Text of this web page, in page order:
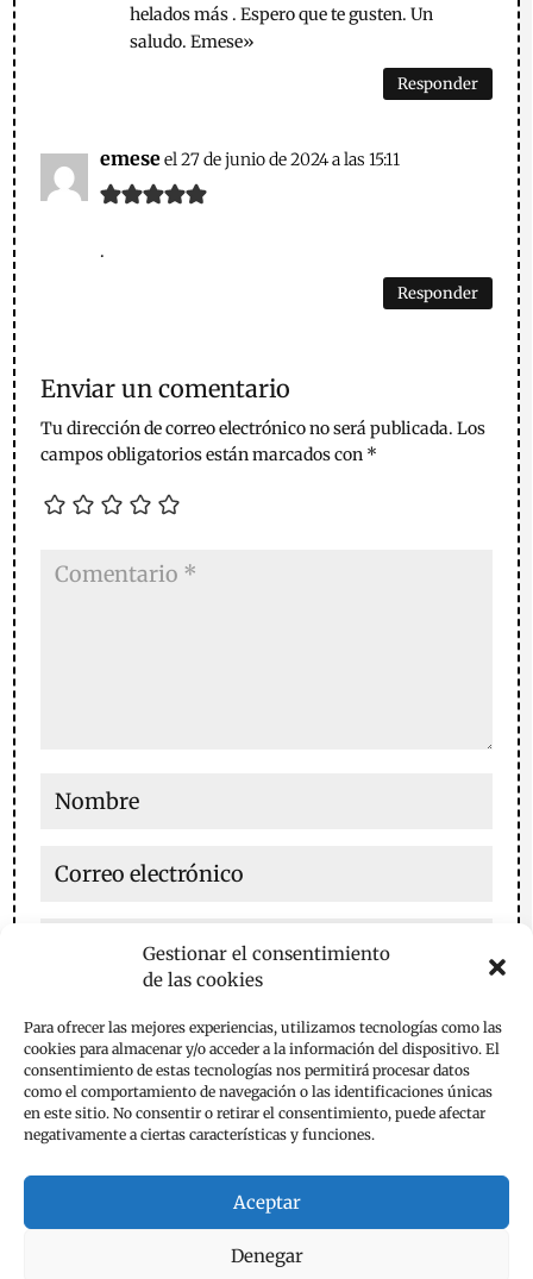
Gestionar el consentimiento
de las cookies
Para ofrecer las mejores experiencias, utilizamos tecnologías como las
cookies para almacenar y/o acceder a la información del dispositivo. El
consentimiento de estas tecnologías nos permitirá procesar datos
como el comportamiento de navegación o las identificaciones únicas
en este sitio. No consentir o retirar el consentimiento, puede afectar
negativamente a ciertas características y funciones.
Aceptar
Denegar
helados más . Espero que te gusten. Un
saludo. Emese»
Responder
emeseel 27 de junio de 2024 a las 15:11
.
Responder
Enviar un comentario
Tu dirección de correo electrónico no será publicada. Los
campos obligatorios están marcados con *
navegador para la próxima vez que comente.
Enviar comentario